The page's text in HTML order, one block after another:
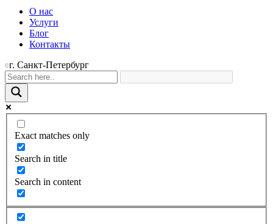
О нас
Услуги
Блог
Контакты
г. Санкт-Петербург
Exact matches only
Search in title
Search in content